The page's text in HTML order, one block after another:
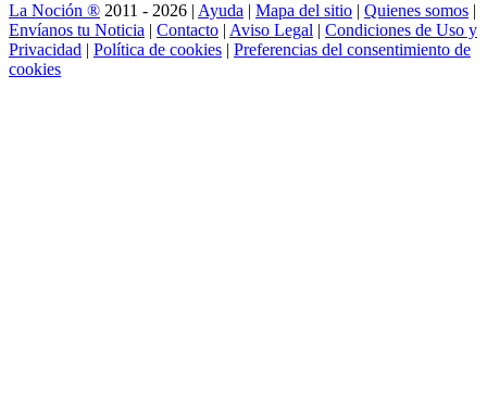
La Noción ® 2011 - 2026 | Ayuda | Mapa del sitio | Quienes somos |
Envíanos tu Noticia | Contacto | Aviso Legal | Condiciones de Uso y
Privacidad | Política de cookies | Preferencias del consentimiento de
cookies